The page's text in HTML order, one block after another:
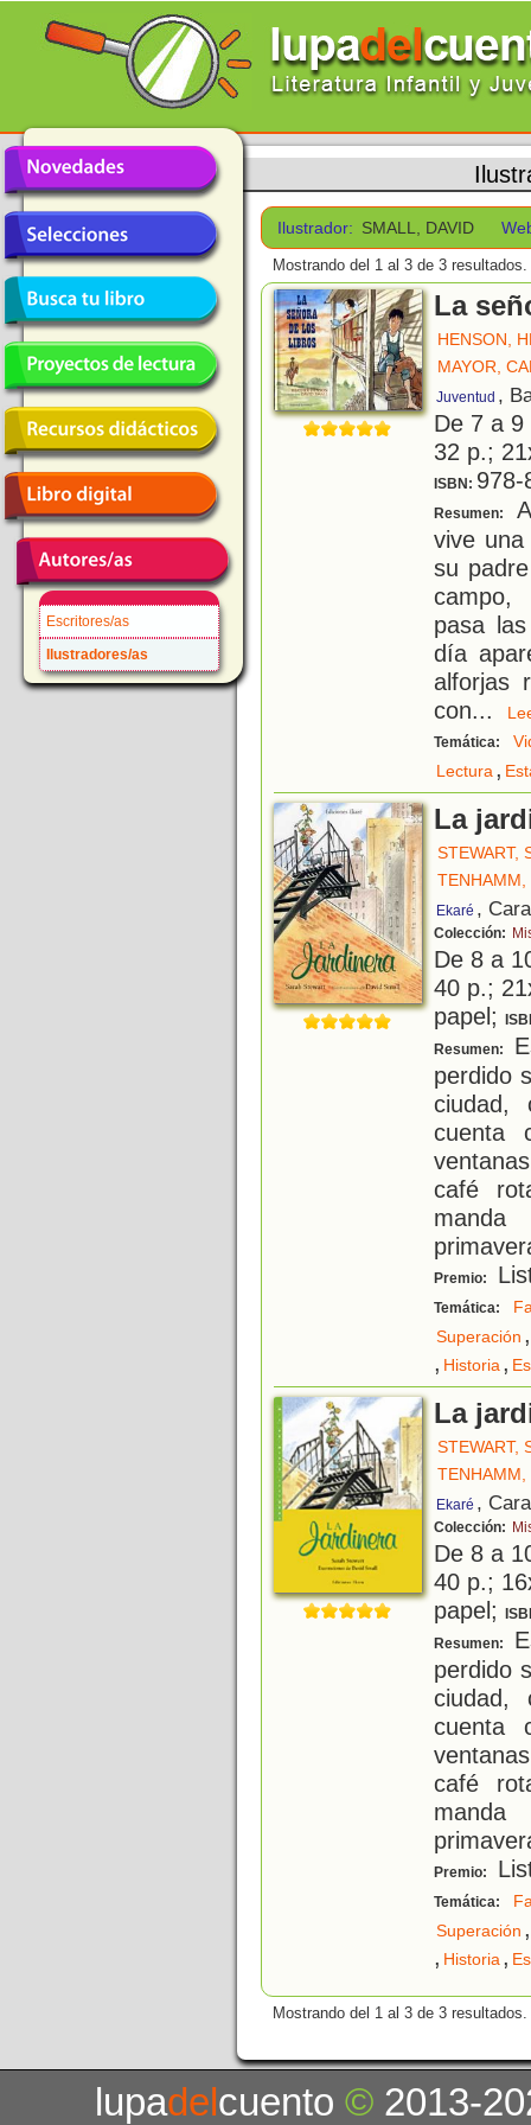
Escritores/as
Ilustradores/as
Ilustrador: SMALL, DAVID
Mostrando del 1 al 3 de 3 resultados.
La
HENSON,
MAYOR,
Juventud ,
De 7 a
32 p.;
ISBN: 978-
Resumen:
vive
su
campo,
pasa
día
alforjas
con...
Temática:
Lectura,
La
STEWART,
TENHAMM,
Ekaré ,
Colección:
De 8 a
40 p.;
papel;
Resumen:
perdido
cuenta
café
Premio:
Temática:
Superación ,
, Historia,
La
STEWART,
TENHAMM,
Ekaré ,
Colección:
De 8 a
40 p.;
papel;
Resumen:
perdido
cuenta
café
Premio:
Temática:
Superación ,
, Historia,
Mostrando del 1 al 3 de 3 resultados.
lupadelcuento© 2013-